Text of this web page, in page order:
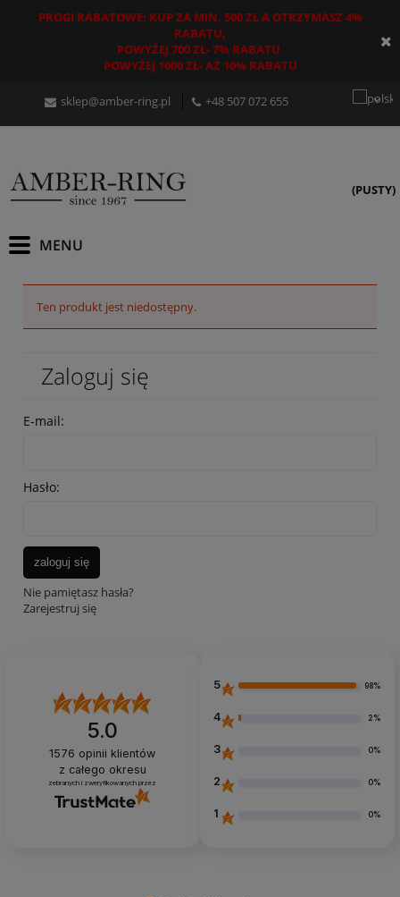
PROGI RABATOWE: KUP ZA MIN. 500 ZŁ A OTRZYMASZ 4%
RABATU,
POWYŻEJ 700 ZŁ- 7% RABATU
POWYŻEJ 1000 ZŁ- AŻ 10% RABATU
sklep@amber-ring.pl +48507 072 655
(PUSTY)
Ten produkt jest niedostępny.
Zaloguj się
E-mail:
Hasło:
zaloguj się
Nie pamiętasz hasła?
Zarejestruj się
5.0
1576 opinii klientów
z całego okresu
zebranych i zweryfikowanych przez
5 98%
4 2%
3 0%
2 0%
1 0%